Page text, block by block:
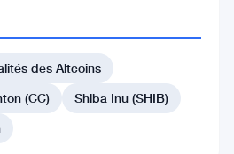
des Altcoins
(CC)
Shiba Inu (SHIB)